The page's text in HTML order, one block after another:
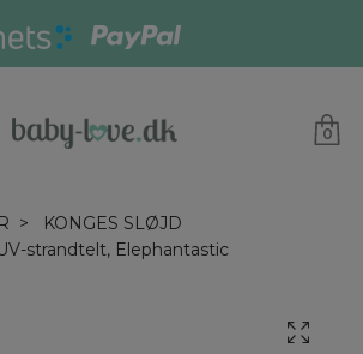
0
KONGES SLØJD
strandtelt, Elephantastic